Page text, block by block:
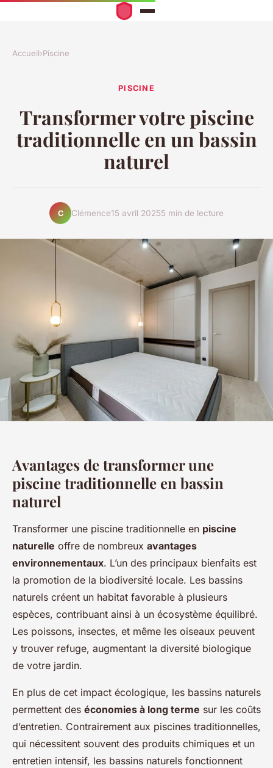
Accueil›Piscine
PISCINE
Transformer votre piscine
traditionnelle en un bassin
naturel
C Clémence15 avril 20255 min de lecture
Avantages de transformer une
piscine traditionnelle en bassin
naturel
Transformer une piscine traditionnelle en piscine
naturelle offre de nombreux avantages
environnementaux. L’un des principaux bienfaits est
la promotion de la biodiversité locale. Les bassins
naturels créent un habitat favorable à plusieurs
espèces, contribuant ainsi à un écosystème équilibré.
Les poissons, insectes, et même les oiseaux peuvent
y trouver refuge, augmentant la diversité biologique
de votre jardin.
En plus de cet impact écologique, les bassins naturels
permettent des économies à long terme sur les coûts
d’entretien. Contrairement aux piscines traditionnelles,
qui nécessitent souvent des produits chimiques et un
entretien intensif, les bassins naturels fonctionnent